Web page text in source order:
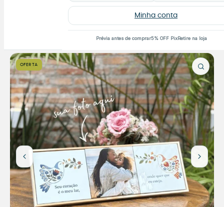
Minha conta
Prévia antes de comprar5% OFF PixRetire na loja
OFERTA